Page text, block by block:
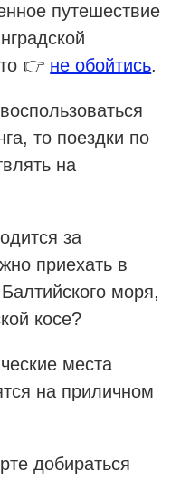
путешествие
👉 не обойтись.
то поездки по
на
за
приехать в
моря,
косе?
места
на приличном
добираться